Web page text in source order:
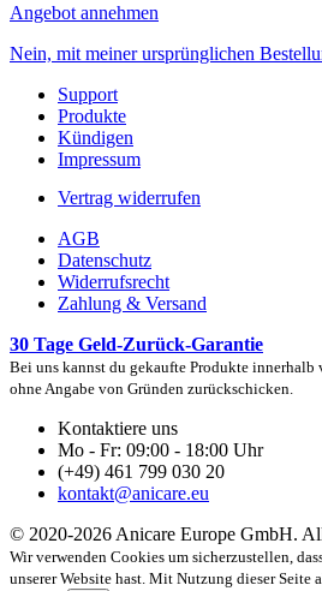
Angebot annehmen
Nein, mit meiner ursprünglichen
Support
Produkte
Kündigen
Impressum
Vertrag widerrufen
AGB
Datenschutz
Widerrufsrecht
Zahlung & Versand
30 Tage Geld-Zurück-Garantie
Bei uns kannst du gekaufte Produkte innerhalb
ohne Angabe von Gründen zurückschicken.
Kontaktiere uns
Mo - Fr: 09:00 - 18:00 Uhr
(+49) 461 799 030 20
kontakt@anicare.eu
© 2020-2026 Anicare Europe GmbH.
Wir verwenden Cookies um sicherzustellen,
unserer Website hast. Mit Nutzung dieser Seite